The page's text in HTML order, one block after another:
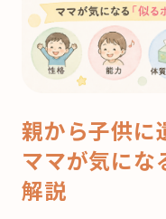
親から子供に
ママが気にな
解説